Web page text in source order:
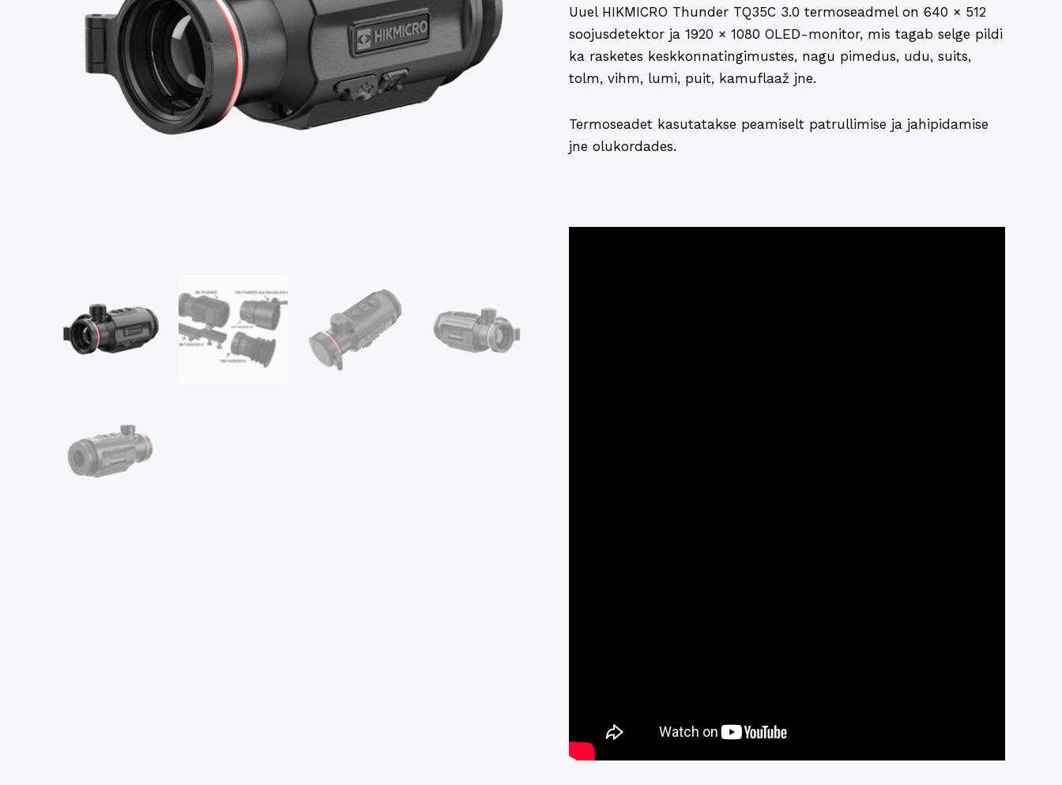
Uuel HIKMICRO Thunder TQ35C 3.0 termoseadmel on 640 × 512
soojusdetektor ja 1920 × 1080 OLED-monitor, mis tagab selge pildi
ka rasketes keskkonnatingimustes, nagu pimedus, udu, suits,
tolm, vihm, lumi, puit, kamuflaaž jne.
Termoseadet kasutatakse peamiselt patrullimise ja jahipidamise
jne olukordades.